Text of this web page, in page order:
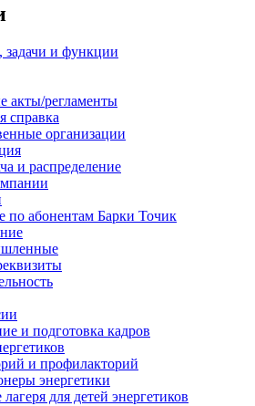
и функции
акты/регламенты
справка
организации
и распределение
по абонентам Барки Точик
и подготовка кадров
и профилакторий
энергетики
для детей энергетиков